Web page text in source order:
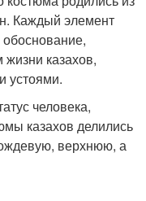
Каждый элемент
обоснование,
казахов,
устоями.
человека,
казахов делились
верхнюю, а